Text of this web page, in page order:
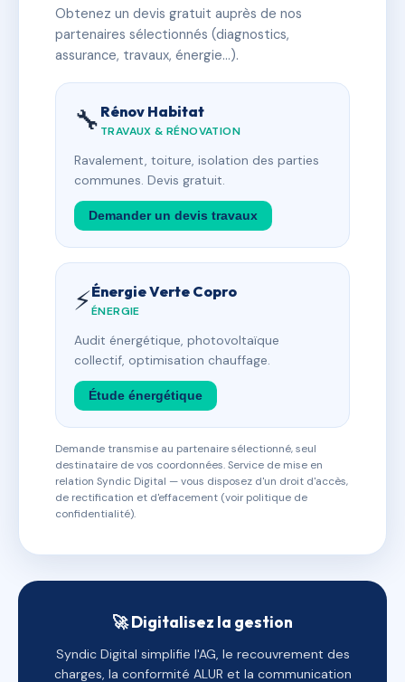
Obtenez un devis gratuit auprès de nos
partenaires sélectionnés (diagnostics,
assurance, travaux, énergie…).
🔧 Rénov Habitat
TRAVAUX & RÉNOVATION
Ravalement, toiture, isolation des parties
communes. Devis gratuit.
Demander un devis travaux
⚡Énergie Verte Copro
ÉNERGIE
Audit énergétique, photovoltaïque
collectif, optimisation chauffage.
Étude énergétique
Demande transmise au partenaire sélectionné, seul
destinataire de vos coordonnées. Service de mise en
relation Syndic Digital — vous disposez d'un droit d'accès,
de rectification et d'effacement (voir politique de
confidentialité).
🚀 Digitalisez la gestion
Syndic Digital simplifie l'AG, le recouvrement des
charges, la conformité ALUR et la communication